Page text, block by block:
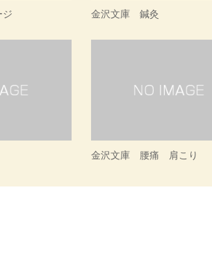
金沢文庫 鍼灸
金沢文庫 腰痛 肩こり